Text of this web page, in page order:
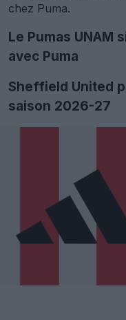
chez Puma.
Le Pumas UNAM
avec Puma
Sheffield United
saison 2026-27